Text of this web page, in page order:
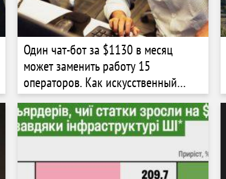
Один чат-бот за $1130 в месяц
может заменить работу 15
операторов. Как искусственный
интеллект превращает Индию из
«бекофиса мира» в «фабрику ИИ»?
Разбор Reuters